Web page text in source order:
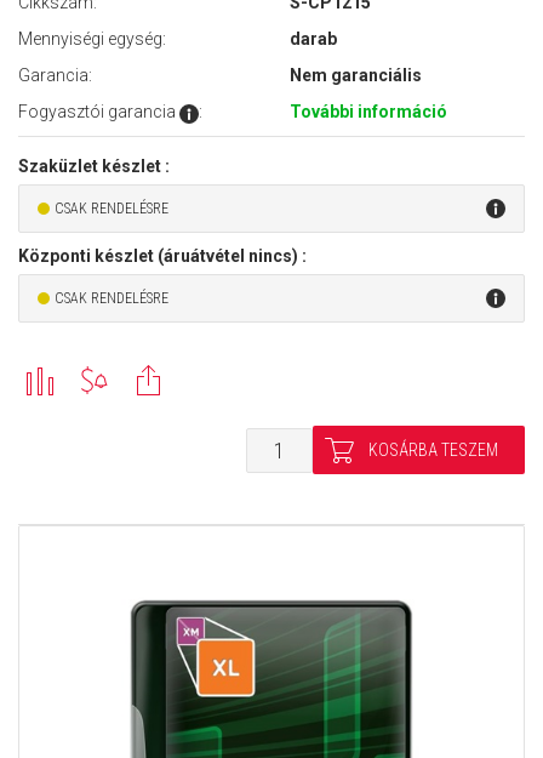
Mennyiségi egység:
darab
Garancia:
Nem garanciális
Fogyasztói garancia
: További információ
Szaküzlet készlet :
CSAK RENDELÉSRE
Központi készlet (áruátvétel nincs) :
CSAK RENDELÉSRE